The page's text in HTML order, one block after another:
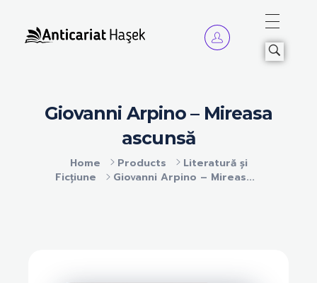
Home Products
Literatură și
Ficțiune
Giovanni Arpino – Mireas...
Giovanni Arpino – Mireasa
ascunsă